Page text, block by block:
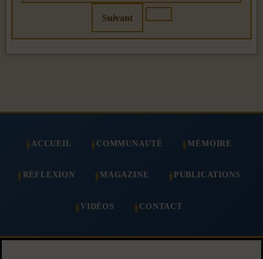
Suivant
ACCUEIL COMMUNAUTÉ MÉMOIRE
RÉFLEXION MAGAZINE PUBLICATIONS
VIDÉOS CONTACT